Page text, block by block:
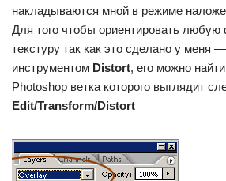
накладываются мной в режиме
Для того чтобы ориентировать
текстуру так как это сделано у меня
инструментом Distort, его можно
Photoshop ветка которого выглядит
Edit/Transform/Distort